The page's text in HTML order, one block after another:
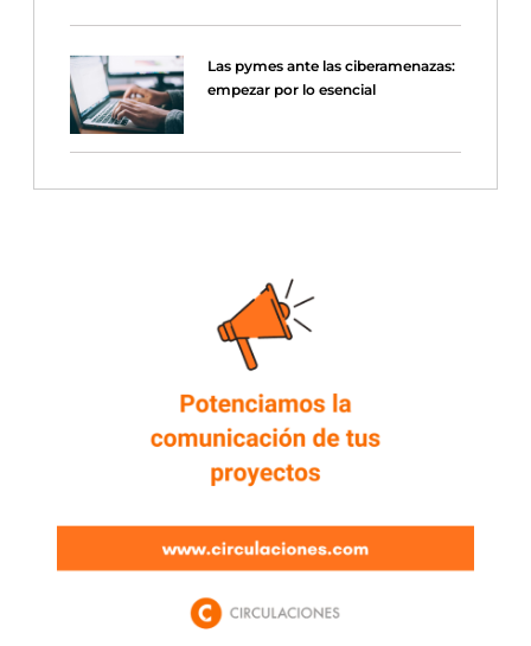
Las pymes ante las ciberamenazas:
empezar por lo esencial